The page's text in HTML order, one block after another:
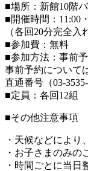
■場所：新館10階
■開催時間：11:00
（各回20分完全入
■参加費：無料
■参加方法：事前
事前予約について
直通番号（03-3535-
■定員：各回12組
■その他注意事項
・天候などにより
・お子さまのみの
・時間ごとに当